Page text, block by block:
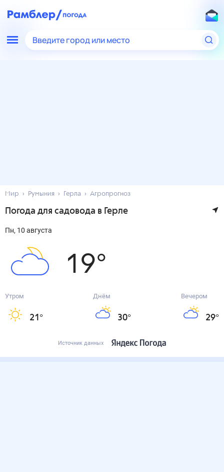
Введите город или место
Мир Румыния Герла Агропрогноз
Погода для садовода в Герле
пн, 10 августа
19°
Утром
21 °
Днём
30°
Вечером
29°
Источник данных